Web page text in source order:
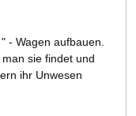
- Wagen aufbauen.
sie findet und
ihr Unwesen